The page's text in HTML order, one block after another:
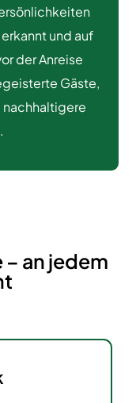
und auf
der Anreise
Gäste,
nachhaltigere
an jedem